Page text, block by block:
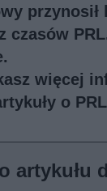
przynosił
czasów
więcej
o PRL